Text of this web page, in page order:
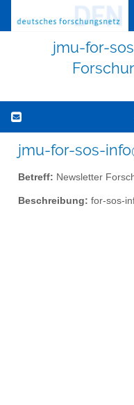
jmu-for-
jmu-for-sos-
Betreff: Newsletter
Beschreibung: for-sos-